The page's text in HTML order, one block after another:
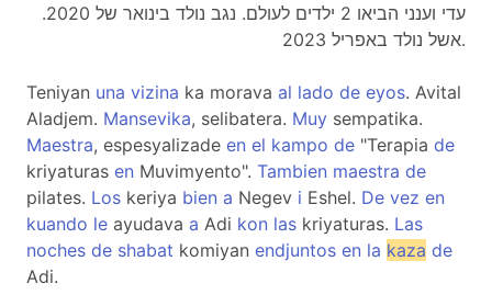
עדי וענני הביאו 2 ילדים לעולם. נגב נולד בינואר של 2020.
אשל נולד באפריל 2023.
Teniyan una vizina ka morava al lado de eyos. Avital
Aladjem. Mansevika, selibatera. Muy sempatika.
Maestra, espesyalizade en el kampo de "Terapia de
kriyaturas en Muvimyento". Tambien maestra de
pilates. Los keriya bien a Negev i Eshel. De vez en
kuando le ayudava a Adi kon las kriyaturas. Las
noches de shabat komiyan endjuntos en la kaza de
Adi.